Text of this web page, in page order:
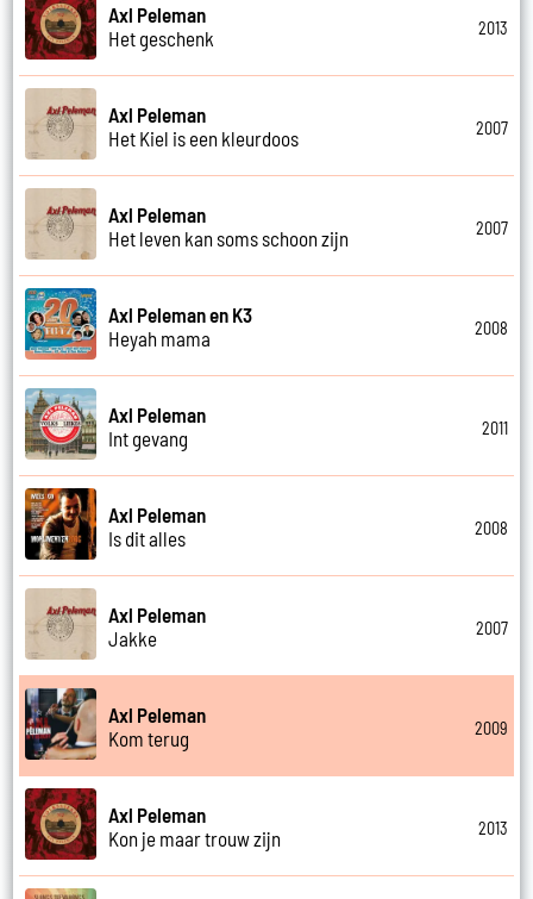
Axl Peleman
Het geschenk
2013
Axl Peleman
Het Kiel is een kleurdoos
2007
Axl Peleman
Het leven kan soms schoon zijn
2007
Axl Peleman en K3
Heyah mama
2008
Axl Peleman
Int gevang
2011
Axl Peleman
Is dit alles
2008
Axl Peleman
Jakke
2007
Axl Peleman
Kom terug
2009
Axl Peleman
Kon je maar trouw zijn
2013